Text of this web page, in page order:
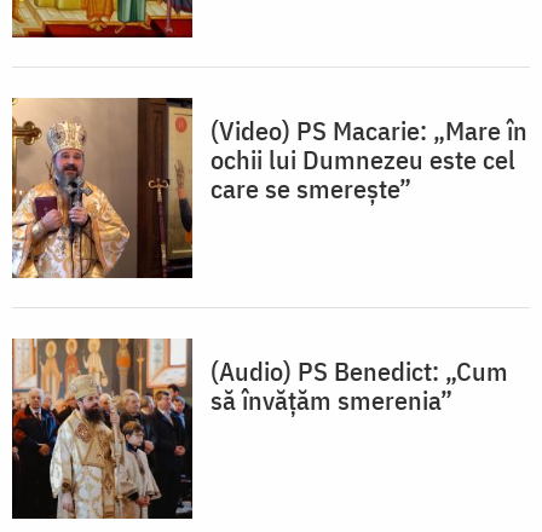
(Video) PS Macarie: „Mare în
ochii lui Dumnezeu este cel
care se smerește”
(Audio) PS Benedict: „Cum
să învățăm smerenia”